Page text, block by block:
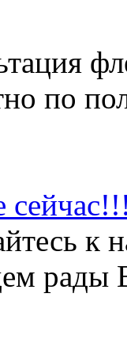
по
сейчас!!!
к
рады